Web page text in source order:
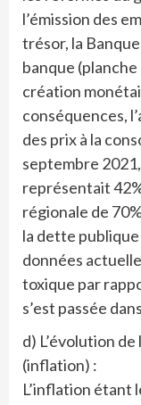
l’émission des
trésor, la
banque
création
conséquences,
des prix à la
septembre
représentait
régionale de
la dette
données
toxique par
s’est passée
d) L’évolution
(inflation) :
L’inflation étant